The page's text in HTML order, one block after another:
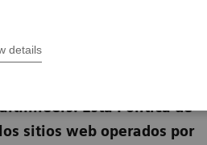
details
similares utiliza
Esta Política de
sitios web operados por